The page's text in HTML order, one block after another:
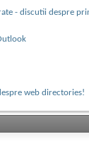
- discutii despre
web directories!